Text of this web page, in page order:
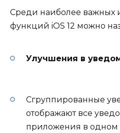
Среди наиболее важных
функций iOS 12 можно
Улучшения в
Сгруппированные
отображают все
приложения в одном